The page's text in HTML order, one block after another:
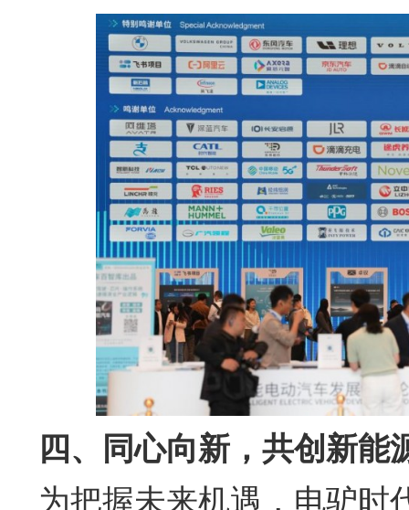
四、同心向新，共创新能
为把握未来机遇，电驴时